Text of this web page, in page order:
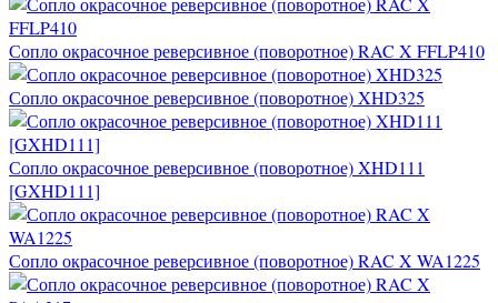
Сопло окрасочное реверсивное (поворотное) RAC X FFLP410
Сопло окрасочное реверсивное (поворотное) XHD325
Сопло окрасочное реверсивное (поворотное) XHD111
[GXHD111]
Сопло окрасочное реверсивное (поворотное) RAC X WA1225